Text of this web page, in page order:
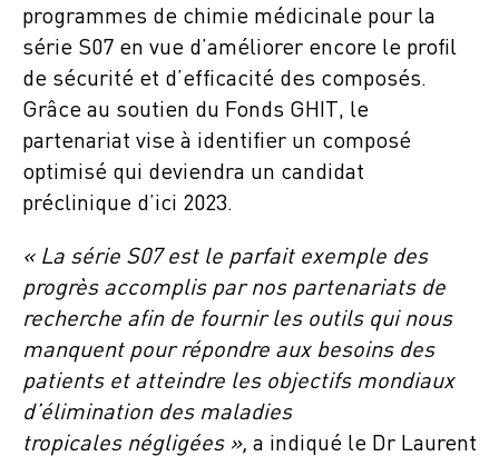
programmes de chimie médicinale pour la
série S07 en vue d’améliorer encore le profil
de sécurité et d’efficacité des composés.
Grâce au soutien du Fonds GHIT, le
partenariat vise à identifier un composé
optimisé qui deviendra un candidat
préclinique d’ici 2023.
« La série S07 est le parfait exemple des
progrès accomplis par nos partenariats de
recherche afin de fournir les outils qui nous
manquent pour répondre aux besoins des
patients et atteindre les objectifs mondiaux
d’élimination des maladies
tropicales négligées », a indiqué le Dr Laurent